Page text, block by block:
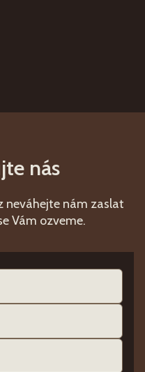
nás
neváhejte nám zaslat
Vám ozveme.